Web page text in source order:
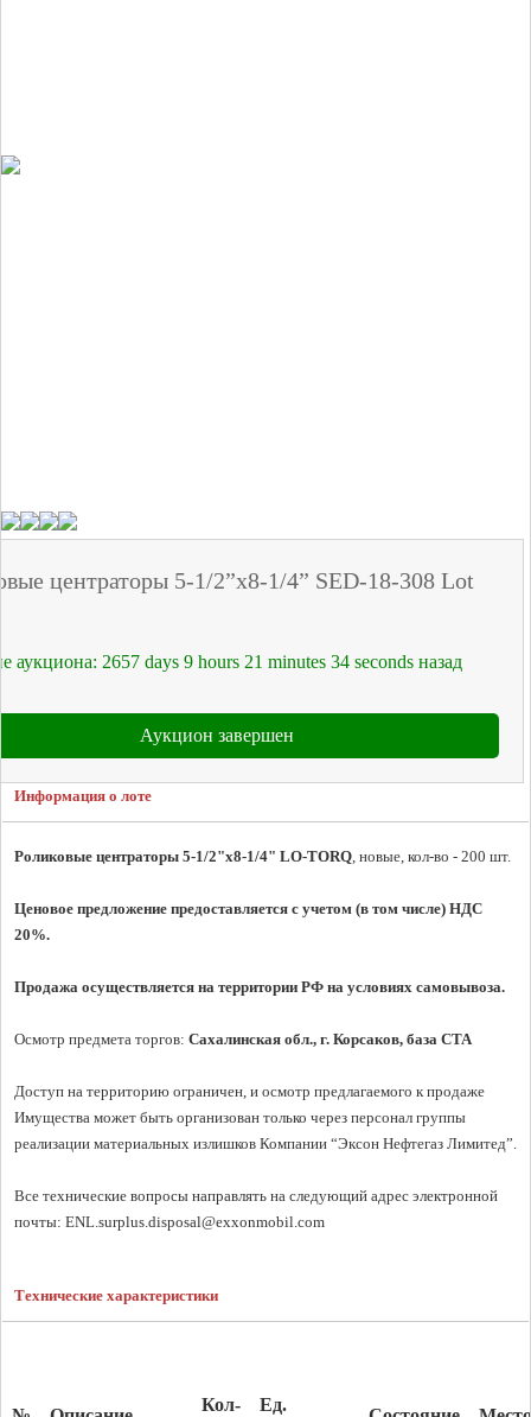
центраторы 5-1/2”x8-1/4” SED-18-308 Lot
аукциона: 2657 days 9 hours 21 minutes 34 seconds назад
Аукцион завершен
Информация о лоте
Роликовые центраторы 5-1/2"x8-1/4" LO-TORQ, новые, кол-во - 200 шт.
Ценовое предложение предоставляется с учетом (в том числе) НДС
20%.
Продажа осуществляется на территории РФ на условиях самовывоза.
Осмотр предмета торгов: Сахалинская обл., г. Корсаков, база СТА
Доступ на территорию ограничен, и осмотр предлагаемого к продаже
Имущества может быть организован только через персонал группы
реализации материальных излишков Компании “Эксон Нефтегаз Лимитед”.
Все технические вопросы направлять на следующий адрес электронной
почты: ENL.surplus.disposal@exxonmobil.com
Технические характеристики
Кол-
Ед.